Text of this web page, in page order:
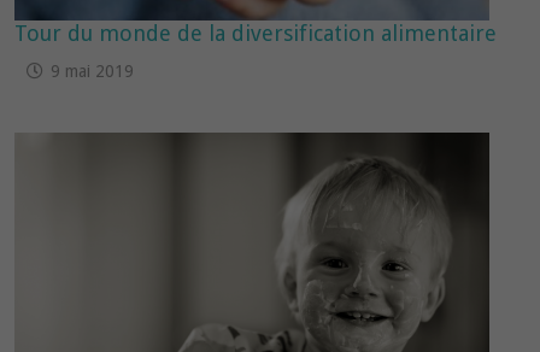
Tour du monde de la diversification alimentaire
9 mai 2019